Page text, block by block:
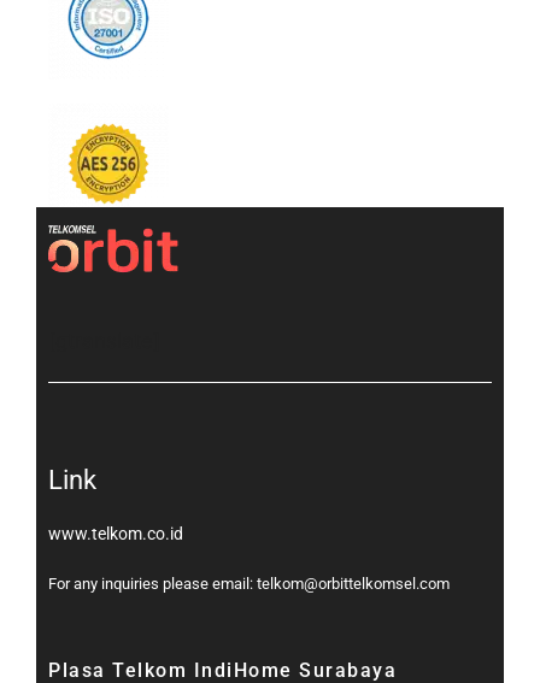
Link
www.telkom.co.id
For any inquiries please email: telkom@orbittelkomsel.com
Plasa Telkom IndiHome Surabaya